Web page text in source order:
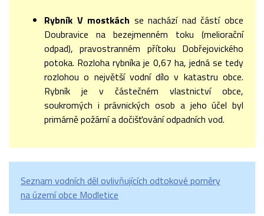
Rybník V mostkách se nachází nad částí obce
Doubravice na bezejmenném toku (meliorační
odpad), pravostranném přítoku Dobřejovického
potoka. Rozloha rybníka je 0,67 ha, jedná se tedy
rozlohou o největší vodní dílo v katastru obce.
Rybník je v částečném vlastnictví obce,
soukromých i právnických osob a jeho účel byl
primárně požární a dočišťování odpadních vod.
Seznam vodních děl ovlivňujících odtokové poměry
na území obce Modletice